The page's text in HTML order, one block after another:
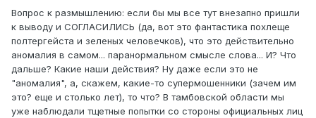
Вопрос к размышлению: если бы мы все тут внезапно пришли
к выводу и СОГЛАСИЛИСЬ (да, вот это фантастика похлеще
полтергейста и зеленых человечков), что это действительно
аномалия в самом... паранормальном смысле слова... И? Что
дальше? Какие наши действия? Ну даже если это не
"аномалия", а, скажем, какие-то супермошенники (зачем им
это? еще и столько лет), то что? В тамбовской области мы
уже наблюдали тщетные попытки со стороны официальных лиц